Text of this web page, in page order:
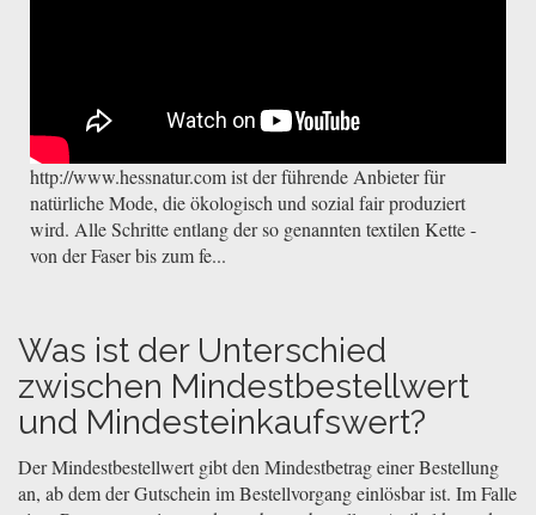
http://www.hessnatur.com ist der führende Anbieter für
natürliche Mode, die ökologisch und sozial fair produziert
wird. Alle Schritte entlang der so genannten textilen Kette -
von der Faser bis zum fe...
Was ist der Unterschied
zwischen Mindestbestellwert
und Mindesteinkaufswert?
Der Mindestbestellwert gibt den Mindestbetrag einer Bestellung
an, ab dem der Gutschein im Bestellvorgang einlösbar ist. Im Falle